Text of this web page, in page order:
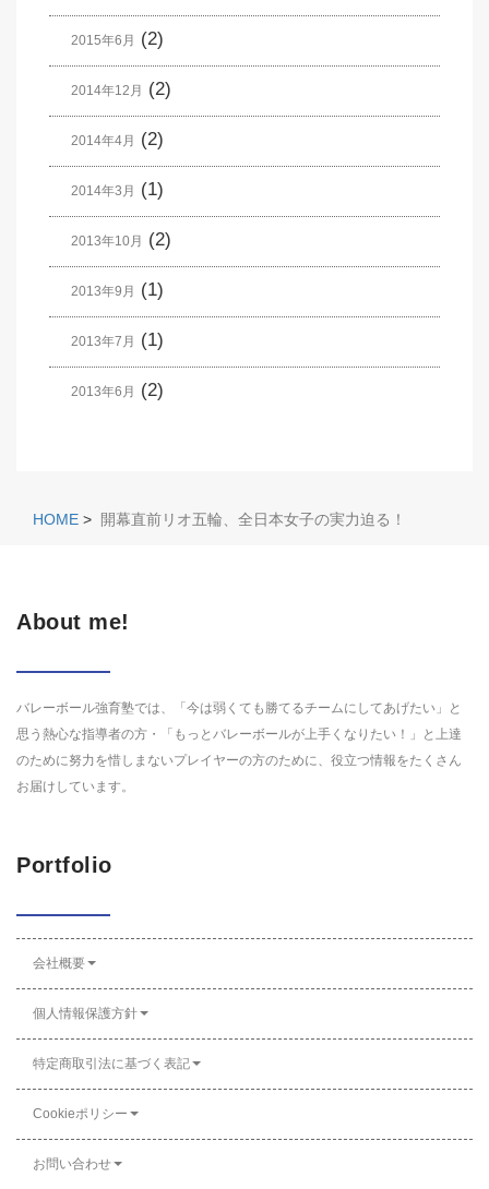
2015年6月 (2)
2014年12月 (2)
2014年4月 (2)
2014年3月 (1)
2013年10月 (2)
2013年9月 (1)
2013年7月 (1)
2013年6月 (2)
HOME > 開幕直前リオ五輪、全日本女子の実力迫る！
About me!
バレーボール強育塾では、「今は弱くても勝てるチームにしてあげたい」と
思う熱心な指導者の方・「もっとバレーボールが上手くなりたい！」と上達
のために努力を惜しまないプレイヤーの方のために、役立つ情報をたくさん
お届けしています。
Portfolio
会社概要
個人情報保護方針
特定商取引法に基づく表記
Cookieポリシー
お問い合わせ